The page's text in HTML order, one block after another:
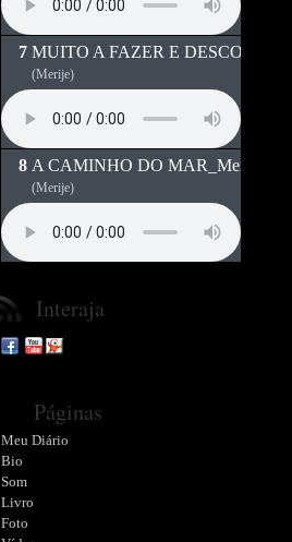
MUITO A FAZER E
(Merije)
A CAMINHO DO
(Merije)
Interaja
Páginas
Meu Diário
Bio
Som
Livro
Foto